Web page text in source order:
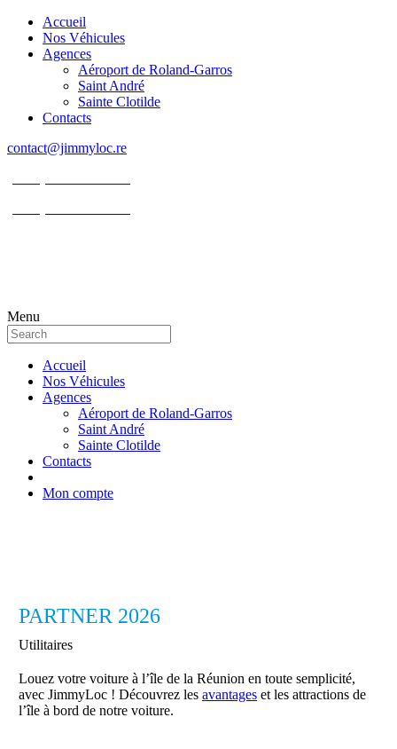
Accueil
Nos Véhicules
Agences
Aéroport de Roland-Garros
Saint André
Sainte Clotilde
Contacts
contact@jimmyloc.re
Menu
Accueil
Nos Véhicules
Agences
Aéroport de Roland-Garros
Saint André
Sainte Clotilde
Contacts
Mon compte
PARTNER 2026
Utilitaires
Louez votre voiture à l’île de la Réunion en toute semplicité,
avec JimmyLoc ! Découvrez les avantageset les attractions de
l’île à bord de notre voiture.